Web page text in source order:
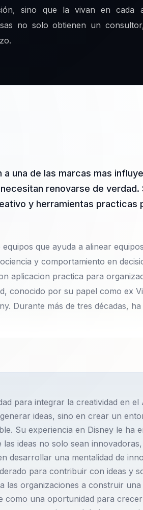
sino que la vivan en cada
no solo obtienen un
una de las marcas mas
renovarse de verdad.
y herramientas practicas
que ayuda a alinear
y comportamiento en
aplicacion practica para
conocido por su papel como ex
Durante más de tres décadas,
y creatividad, conocido por
como Pixar, Marvel y Lucas Films,
en diversas ciudades del
Esta experiencia global le ha
en diferentes contextos culturales
nuevas tecnologías en
disruptivas que transforman sus
creativo de los equipos,
eligen a Duncan por su
para integrar la creatividad en el
ideas, sino en crear un
Su experiencia en Disney le ha
ideas no solo sean
desarrollar una mentalidad de
para contribuir con ideas y
las organizaciones a construir
como una oportunidad para